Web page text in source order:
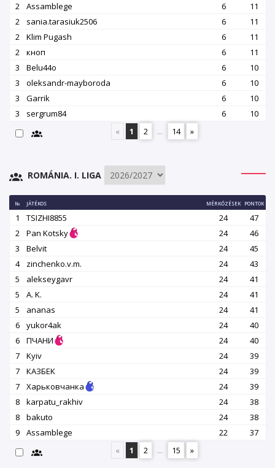
2
Assamblege 6
11
2
sania.tarasiuk2506 6
11
2
Klim Pugash 6
11
2
кноп 6
11
3
Belu44o 6
10
3
oleksandr-mayboroda 6
10
3
Garrik 6
10
3
sergrum84 6
10
«
1 2 ... 14 »
ROMÁNIA. I. LIGA
№ JÁTÉKOS MÉRKŐZÉSEK PONTOK
1 TSIZHI8855 24
47
2
Pan Kotsky 24
46
3
Belvit 24
45
4
zinchenko.v.m. 24
43
5
alekseygavr 24
41
5
A. K. 24
41
5
ananas 24
41
6
yukor4ak 24
40
6
ПЧАНИ 24
40
7
Kyiv 24
39
7
КАЗБEK 24
39
7
Харьковчанка 24
39
8
karpatu_rakhiv 24
38
8
bakuto 24
38
9
Assamblege 22
37
«
1 2 ... 15 »